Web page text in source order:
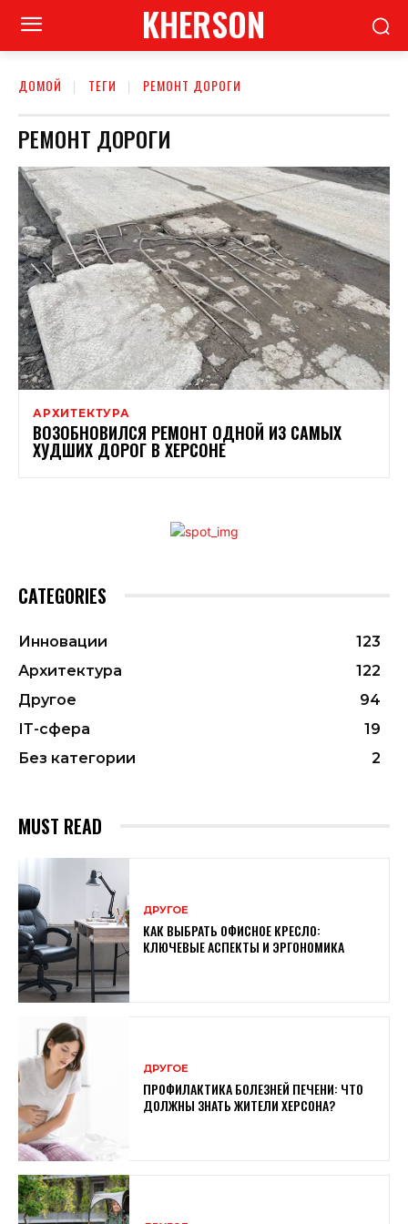
KHERSON
ДОМОЙ ТЕГИ РЕМОНТ ДОРОГИ
РЕМОНТ ДОРОГИ
АРХИТЕКТУРА
ВОЗОБНОВИЛСЯ РЕМОНТ ОДНОЙ ИЗ САМЫХ
ХУДШИХ ДОРОГ В ХЕРСОНЕ
CATEGORIES
Инновации
123
Архитектура
122
Другое
94
ІТ-сфера
19
Без категории
2
MUST READ
ДРУГОЕ
КАК ВЫБРАТЬ ОФИСНОЕ КРЕСЛО:
КЛЮЧЕВЫЕ АСПЕКТЫ И ЭРГОНОМИКА
ДРУГОЕ
ПРОФИЛАКТИКА БОЛЕЗНЕЙ ПЕЧЕНИ: ЧТО
ДОЛЖНЫ ЗНАТЬ ЖИТЕЛИ ХЕРСОНА?